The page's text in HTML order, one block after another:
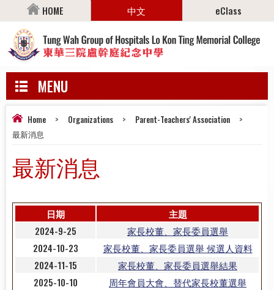
HOME 中文 eClass
MENU
Home > Organizations > Parent-Teachers' Association
>
最新消息
最新消息
日期
主題
2024-9-25
家長校董、家長委員選舉
2024-10-23
家長校董、家長委員選舉 候選人資料
2024-11-15
家長校董、家長委員選舉結果
2025-10-10
周年會員大會、替代家長校董選舉